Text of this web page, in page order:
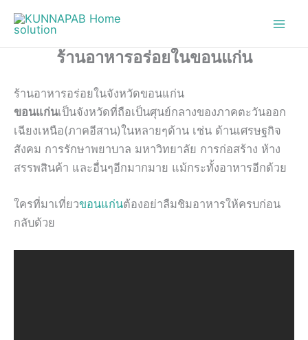
content
ร้านอาหารอร่อยในขอนแก่น
ร้านอาหารอร่อยในจังหวัดขอนแก่น
ขอนแก่นเป็นจังหวัดที่ถือเป็นศุนย์กลางของภาคตะวันออก
เฉียงเหนือ(ภาคอีสาน)ในหลายๆด้าน เช่น ด้านเศรษฐกิจ
สังคม การรักษาพยาบาล มหาวิทยาลัย การก่อสร้าง ห้าง
สรรพสินค้า และอื่นๆอีกมากมาย แม้กระทั้งอาหารอีกด้วย
ใครที่มาเที่ยวขอนแก่นต้องอย่าลืมชิมอาหารให้ครบก่อน
กลับด้วย